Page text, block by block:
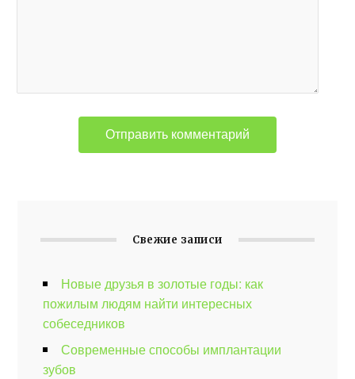
Свежие записи
Новые друзья в золотые годы: как
пожилым людям найти интересных
собеседников
Современные способы имплантации
зубов